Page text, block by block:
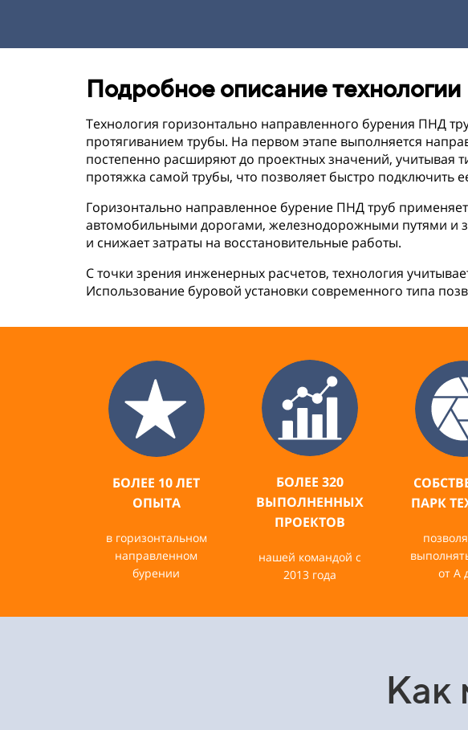
Подробное описание технологии
Технология горизонтально направленного бурения ПНД
протягиванием трубы. На первом этапе выполняется
постепенно расширяют до проектных значений, учитывая
протяжка самой трубы, что позволяет быстро подключить
Горизонтально направленное бурение ПНД труб
автомобильными дорогами, железнодорожными путями и
и снижает затраты на восстановительные работы.
С точки зрения инженерных расчетов, технология
Использование буровой установки современного типа
БОЛЕЕ 10 ЛЕТ
ОПЫТА
в горизонтальном
направленном
бурении
БОЛЕЕ 320
ВЫПОЛНЕННЫХ
ПРОЕКТОВ
нашей командой с
2013 года
ПАРК
от А
Как